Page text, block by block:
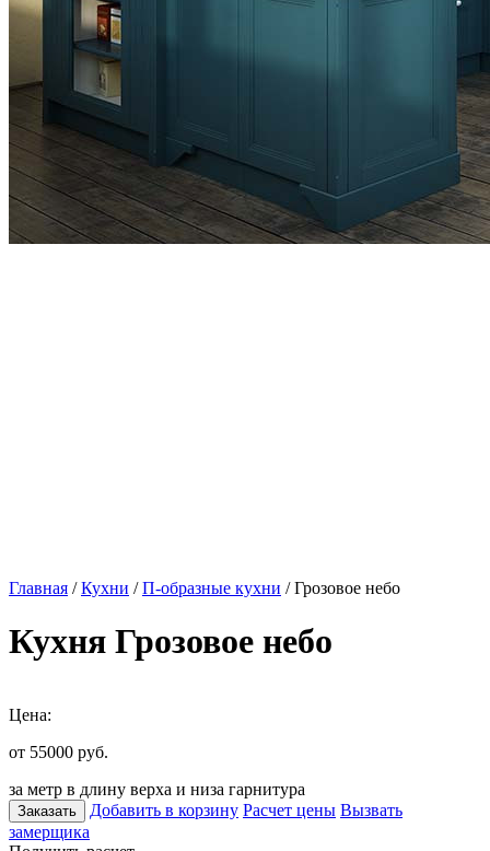
Главная /Кухни /П-образные кухни / Грозовое небо
Кухня Грозовое небо
Цена:
от 55000 руб.
за метр в длину верха и низа гарнитура
Заказать Добавить в корзину Расчет цены Вызвать
замерщика